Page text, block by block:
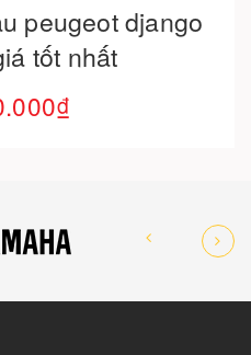
peugeot django
tốt nhất